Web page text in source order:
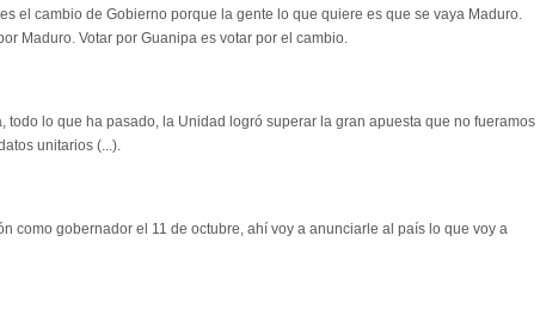
el cambio de Gobierno porque la gente lo que quiere es que se vaya Maduro.
Maduro. Votar por Guanipa es votar por el cambio.
lo que ha pasado, la Unidad logró superar la gran apuesta que no fueramos
unitarios (...).
como gobernador el 11 de octubre, ahí voy a anunciarle al país lo que voy a